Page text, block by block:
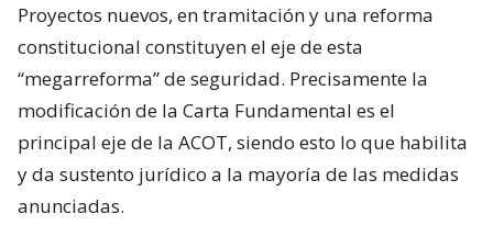
Proyectos nuevos, en tramitación y una reforma
constitucional constituyen el eje de esta
“megarreforma” de seguridad. Precisamente la
modificación de la Carta Fundamental es el
principal eje de la ACOT, siendo esto lo que habilita
y da sustento jurídico a la mayoría de las medidas
anunciadas.